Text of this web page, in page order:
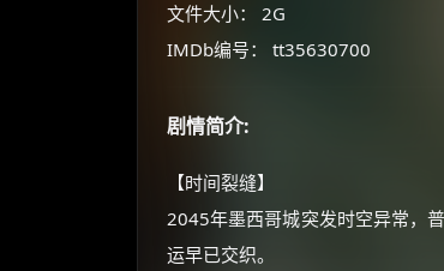
文件大小： 2G
IMDb编号： tt35630700
剧情简介:
【时间裂缝】
2045年墨西哥城突发时空异常，
运早已交织。